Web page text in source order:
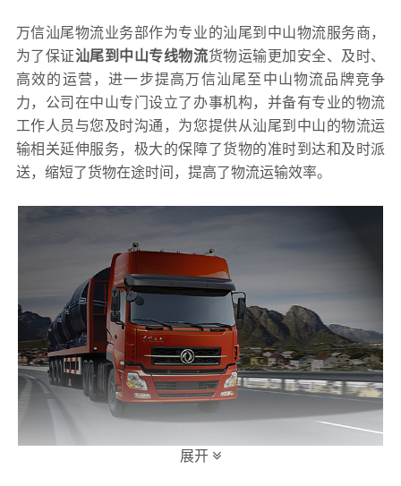
万信汕尾物流业务部作为专业的汕尾到中山物流服务商，
为了保证汕尾到中山专线物流货物运输更加安全、及时、
高效的运营，进一步提高万信汕尾至中山物流品牌竞争
力，公司在中山专门设立了办事机构，并备有专业的物流
工作人员与您及时沟通，为您提供从汕尾到中山的物流运
输相关延伸服务，极大的保障了货物的准时到达和及时派
送，缩短了货物在途时间，提高了物流运输效率。
展开